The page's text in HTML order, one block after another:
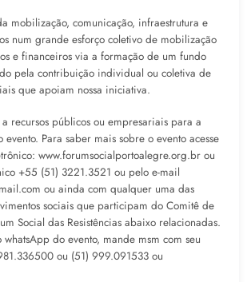
mobilização, comunicação, infraestrutura e
num grande esforço coletivo de mobilização
e financeiros via a formação de um fundo
pela contribuição individual ou coletiva de
que apoiam nossa iniciativa.
a recursos públicos ou empresariais para a
evento. Para saber mais sobre o evento acesse
www.forumsocialportoalegre.org.br ou
+55 (51) 3221.3521 ou pelo e-mail
ou ainda com qualquer uma das
sociais que participam do Comitê de
Social das Resistências abaixo relacionadas.
whatsApp do evento, mande msm com seu
ou (51) 999.091533 ou